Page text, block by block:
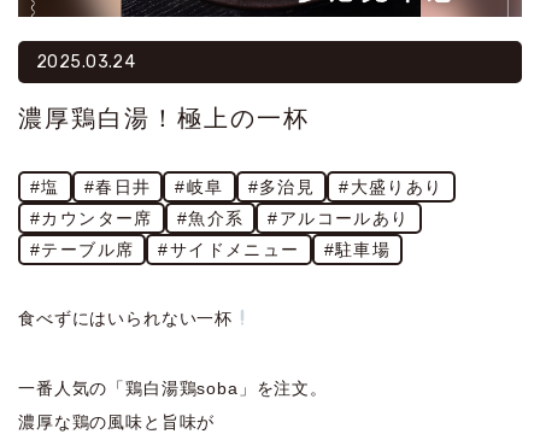
2025.03.24
濃厚鶏白湯！極上の一杯
#塩 #春日井 #岐阜 #多治見
#大盛りあり
#カウンター席
#魚介系
#アルコールあり
#テーブル席
#サイドメニュー #駐車場
食べずにはいられない一杯
一番人気の「鶏白湯鶏soba」を注文。
濃厚な鶏の風味と旨味が